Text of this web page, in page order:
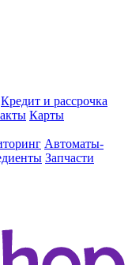
Кредит и рассрочка
Карты
Автоматы-
Запчасти